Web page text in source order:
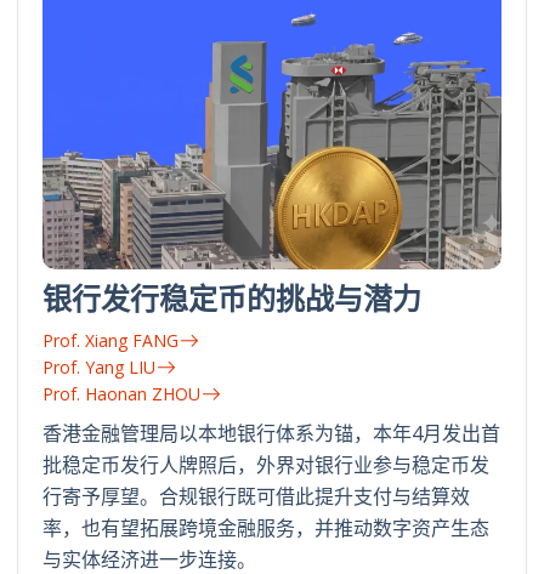
银行发行稳定币的挑战与潜力
Prof. Xiang FANG
Prof. Yang LIU
Prof. Haonan ZHOU
香港金融管理局以本地银行体系为锚，本年4月发出首
批稳定币发行人牌照后，外界对银行业参与稳定币发
行寄予厚望。合规银行既可借此提升支付与结算效
率，也有望拓展跨境金融服务，并推动数字资产生态
与实体经济进一步连接。